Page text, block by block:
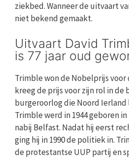
ziekbed. Wanneer de uitvaart
niet bekend gemaakt.
Uitvaart David
is 77 jaar oud
Trimble won de Nobelprijs voor
kreeg de prijs voor zijn rol in de
burgeroorlog die Noord Ierland
Trimble werd in 1944 geboren
nabij Belfast. Nadat hij eerst
ging hij in 1990 de politiek in.
de protestantse UUP partij en